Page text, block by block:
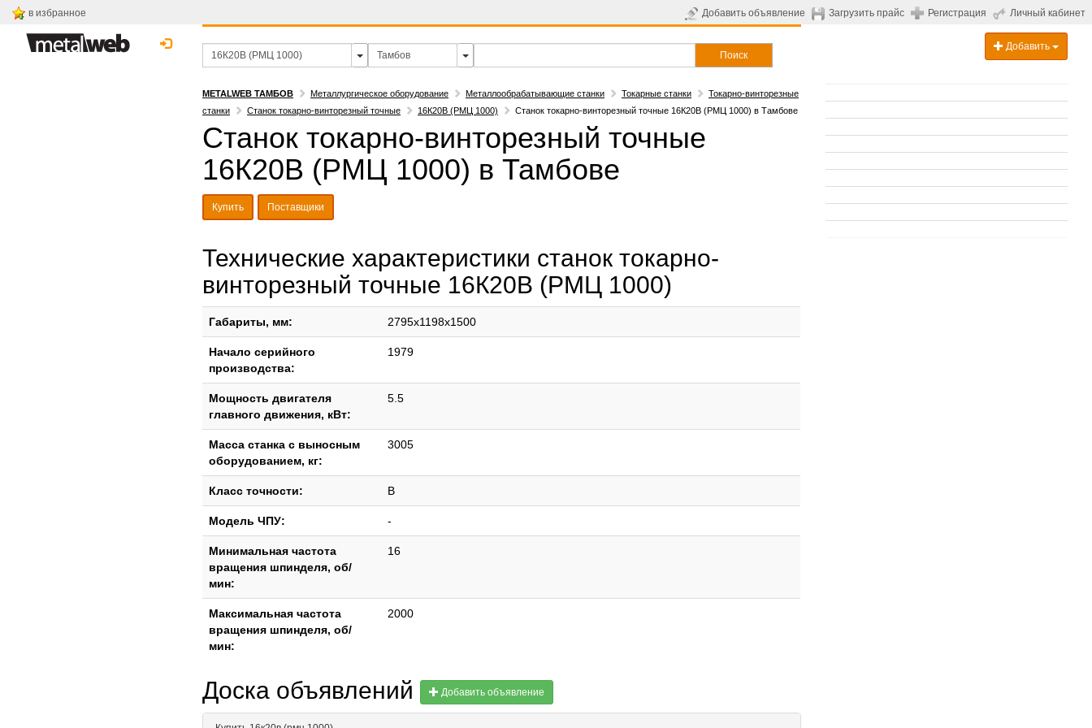
в избранное Добавить объявление Загрузить прайс Регистрация Личный кабинет
Поиск
Добавить
METALWEB ТАМБОВ Металлургическое оборудование Металлообрабатывающие станки Токарные станки
Токарно-винторезные
станки
Станок токарно-винторезный точные 16К20В (РМЦ 1000) Станок токарно-винторезный точные 16К20В (РМЦ 1000) в Тамбове
Станок токарно-винторезный точные
16К20В (РМЦ 1000) в Тамбове
Купить Поставщики
Технические характеристики станок токарно-
винторезный точные 16К20В (РМЦ 1000)
Габариты, мм: 2795x1198x1500
Начало серийного
производства:
1979
Мощность двигателя
главного движения, кВт:
5.5
Масса станка с выносным
оборудованием, кг:
3005
Класс точности: В
Модель ЧПУ: -
Минимальная частота
вращения шпинделя, об/
мин:
16
Максимальная частота
вращения шпинделя, об/
мин:
2000
Доска объявлений Добавить объявление